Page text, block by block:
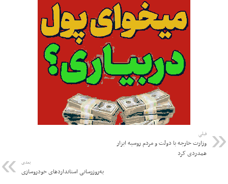
قبلی
وزارت خارجه با دولت و مردم روسیه ابزار
همدردی کرد
بعدی
به‌روزرسانی استانداردهای خودروسازی